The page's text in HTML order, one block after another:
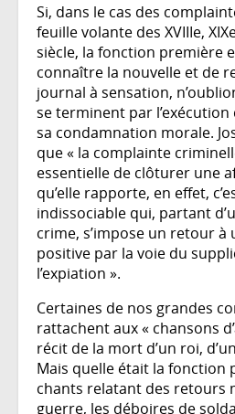
Si, dans le cas des
feuille volante des XVIIIe,
siècle, la fonction première
connaître la nouvelle et de
journal à sensation,
se terminent par
sa condamnation morale.
que « la complainte
essentielle de clôturer une
qu’elle rapporte, en effet,
indissociable qui, partant
crime, s’impose un retour à
positive par la voie du
l’expiation ».
Certaines de nos grandes
rattachent aux « chansons
récit de la mort d’un roi,
Mais quelle était la fonction
chants relatant des retours
guerre, les déboires de